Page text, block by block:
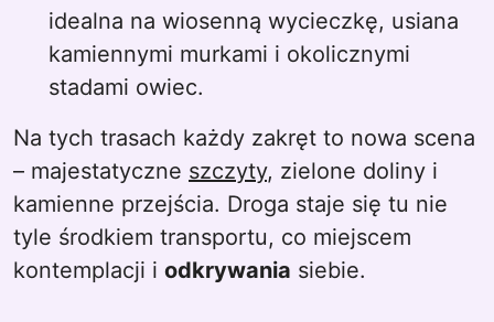
idealna na wiosenną wycieczkę, usiana
kamiennymi murkami i okolicznymi
stadami owiec.
Na tych trasach każdy zakręt to nowa scena
– majestatyczne szczyty, zielone doliny i
kamienne przejścia. Droga staje się tu nie
tyle środkiem transportu, co miejscem
kontemplacji i odkrywania siebie.